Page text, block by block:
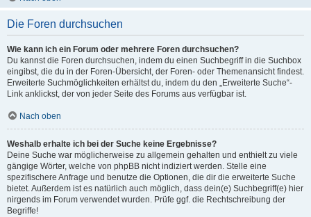
Die Foren durchsuchen
Wie kann ich ein Forum oder mehrere Foren durchsuchen?
Du kannst die Foren durchsuchen, indem du einen Suchbegriff in die Suchbox
eingibst, die du in der Foren-Übersicht, der Foren- oder Themenansicht findest.
Erweiterte Suchmöglichkeiten erhältst du, indem du den „Erweiterte Suche“-
Link anklickst, der von jeder Seite des Forums aus verfügbar ist.
Nach oben
Weshalb erhalte ich bei der Suche keine Ergebnisse?
Deine Suche war möglicherweise zu allgemein gehalten und enthielt zu viele
gängige Wörter, welche von phpBB nicht indiziert werden. Stelle eine
spezifischere Anfrage und benutze die Optionen, die dir die erweiterte Suche
bietet. Außerdem ist es natürlich auch möglich, dass dein(e) Suchbegriff(e) hier
nirgends im Forum verwendet wurden. Prüfe ggf. die Rechtschreibung der
Begriffe!